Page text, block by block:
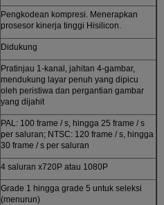
Pengkodean kompresi. Menerapkan
prosesor kinerja tinggi Hisilicon.
Didukung
Pratinjau 1-kanal, jahitan 4-gambar,
mendukung layar penuh yang dipicu
oleh peristiwa dan pergantian gambar
yang dijahit
PAL: 100 frame / s, hingga 25 frame / s
per saluran; NTSC: 120 frame / s, hingga
30 frame / s per saluran
4 saluran x720P atau 1080P
Grade 1 hingga grade 5 untuk seleksi
(menurun)